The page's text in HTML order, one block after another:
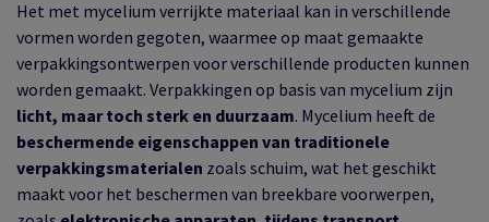
Het met mycelium verrijkte materiaal kan in verschillende
vormen worden gegoten, waarmee op maat gemaakte
verpakkingsontwerpen voor verschillende producten kunnen
worden gemaakt. Verpakkingen op basis van mycelium zijn
licht, maar toch sterk en duurzaam. Mycelium heeft de
beschermende eigenschappen van traditionele
verpakkingsmaterialen zoals schuim, wat het geschikt
maakt voor het beschermen van breekbare voorwerpen,